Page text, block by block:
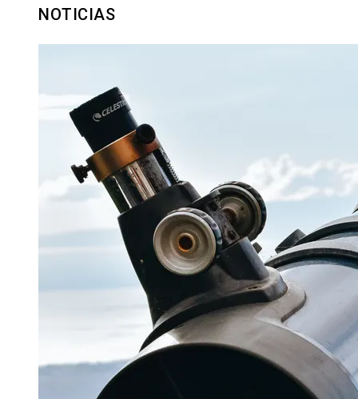
NOTICIAS